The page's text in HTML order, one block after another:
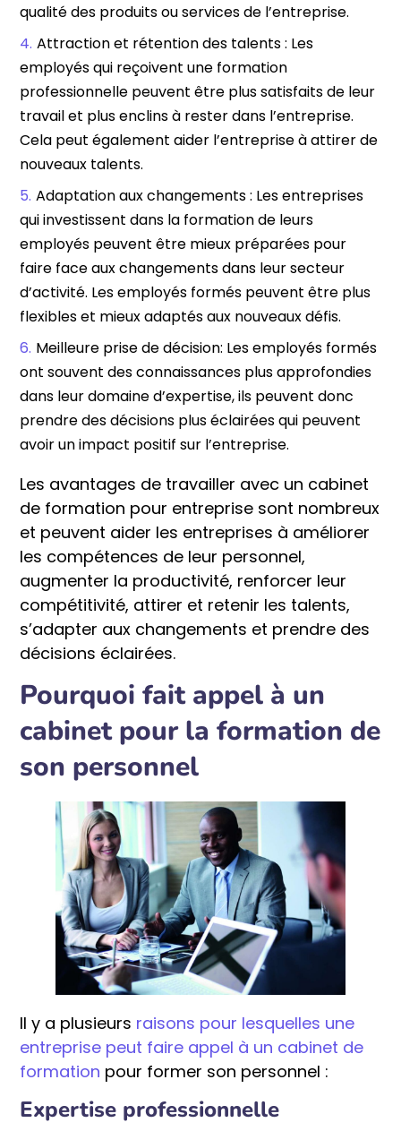
qualité des produits ou services de l’entreprise.
Attraction et rétention des talents : Les
employés qui reçoivent une formation
professionnelle peuvent être plus satisfaits de leur
travail et plus enclins à rester dans l’entreprise.
Cela peut également aider l’entreprise à attirer de
nouveaux talents.
Adaptation aux changements : Les entreprises
qui investissent dans la formation de leurs
employés peuvent être mieux préparées pour
faire face aux changements dans leur secteur
d’activité. Les employés formés peuvent être plus
flexibles et mieux adaptés aux nouveaux défis.
Meilleure prise de décision: Les employés formés
ont souvent des connaissances plus approfondies
dans leur domaine d’expertise, ils peuvent donc
prendre des décisions plus éclairées qui peuvent
avoir un impact positif sur l’entreprise.
Les avantages de travailler avec un cabinet
de formation pour entreprise sont nombreux
et peuvent aider les entreprises à améliorer
les compétences de leur personnel,
augmenter la productivité, renforcer leur
compétitivité, attirer et retenir les talents,
s’adapter aux changements et prendre des
décisions éclairées.
Pourquoi fait appel à un
cabinet pour la formation de
son personnel
Il y a plusieurs raisons pour lesquelles une
entreprise peut faire appel à un cabinet de
formation pour former son personnel :
Expertise professionnelle